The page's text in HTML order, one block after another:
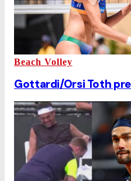
Beach Volley
Gottardi/Orsi Toth